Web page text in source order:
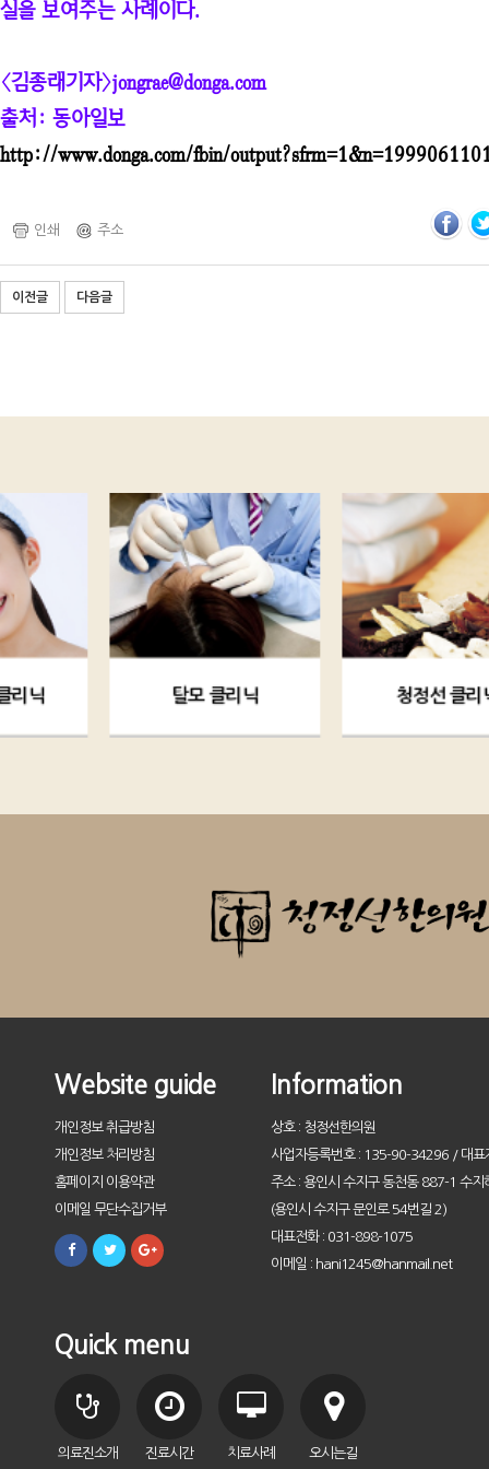
실을 보여주는 사례이다.
〈김종래기자〉jongrae@donga.com
출처: 동아일보
http://www.donga.com/fbin/
인쇄 주소
이전글 다음글
청정선 클리닉
Website guide
개인정보 취급방침
개인정보 처리방침
홈페이지 이용약관
이메일 무단수집거부
Information
상호 : 청정선한의원
사업자등록번호 : 135-90-34296 / 대표
주소 : 용인시 수지구 동천동 887-1 수지
(용인시 수지구 문인로 54번길 2)
대표전화 : 031-898-1075
이메일 : hani1245@hanmail.net
Quick menu
의료진소개 진료시간 치료사례 오시는길